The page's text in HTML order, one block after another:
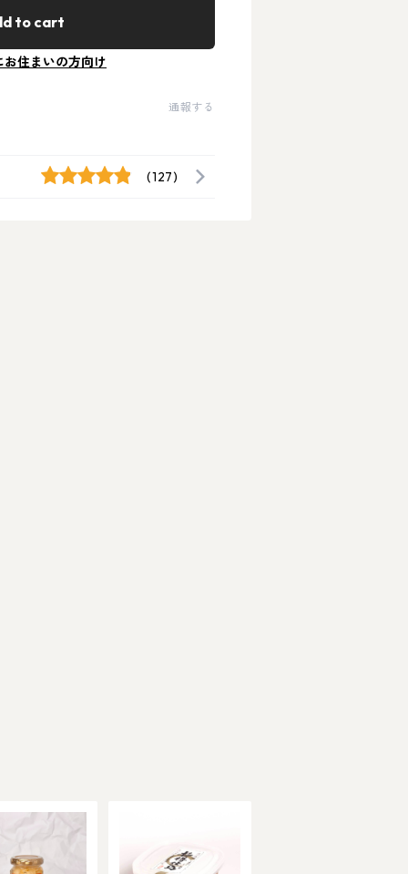
to cart
お住まいの方向け
通報する
(127)